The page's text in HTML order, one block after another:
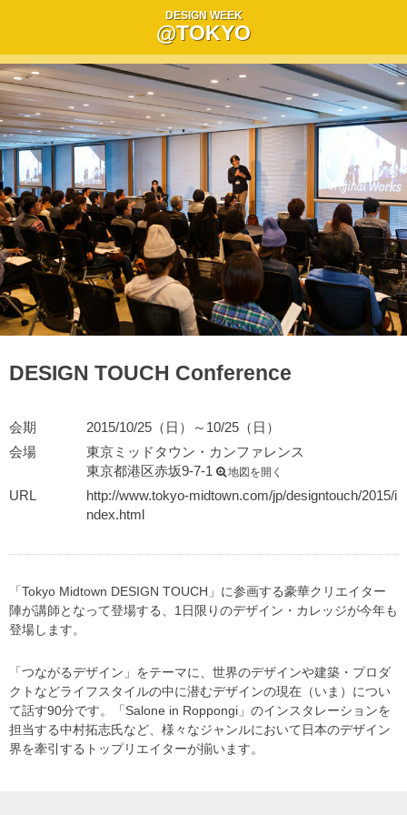
DESIGN WEEK
@TOKYO
DESIGN TOUCH Conference
会期
2015/10/25（日）～10/25（日）
会場
東京ミッドタウン・カンファレンス
東京都港区赤坂9-7-1
地図を開く
URL
http://www.tokyo-midtown.com/jp/designtouch/2015/i
ndex.html
「Tokyo Midtown DESIGN TOUCH」に参画する豪華クリエイター
陣が講師となって登場する、1日限りのデザイン・カレッジが今年も
登場します。
「つながるデザイン」をテーマに、世界のデザインや建築・プロダ
クトなどライフスタイルの中に潜むデザインの現在（いま）につい
て話す90分です。「Salone in Roppongi」のインスタレーションを
担当する中村拓志氏など、様々なジャンルにおいて日本のデザイン
界を牽引するトップリエイターが揃います。